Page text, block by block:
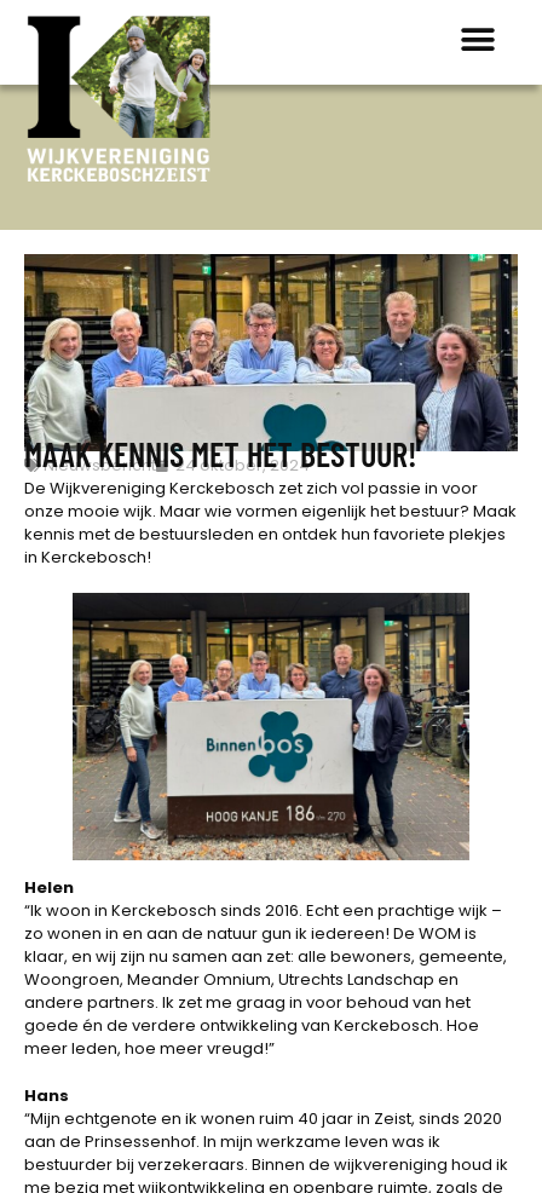
MAAK KENNIS MET HET BESTUUR!
Nieuwsbericht
24 oktober, 2024
De Wijkvereniging Kerckebosch zet zich vol passie in voor
onze mooie wijk. Maar wie vormen eigenlijk het bestuur? Maak
kennis met de bestuursleden en ontdek hun favoriete plekjes
in Kerckebosch!
Helen
“Ik woon in Kerckebosch sinds 2016. Echt een prachtige wijk –
zo wonen in en aan de natuur gun ik iedereen! De WOM is
klaar, en wij zijn nu samen aan zet: alle bewoners, gemeente,
Woongroen, Meander Omnium, Utrechts Landschap en
andere partners. Ik zet me graag in voor behoud van het
goede én de verdere ontwikkeling van Kerckebosch. Hoe
meer leden, hoe meer vreugd!”
Hans
“Mijn echtgenote en ik wonen ruim 40 jaar in Zeist, sinds 2020
aan de Prinsessenhof. In mijn werkzame leven was ik
bestuurder bij verzekeraars. Binnen de wijkvereniging houd ik
me bezig met wijkontwikkeling en openbare ruimte, zoals de